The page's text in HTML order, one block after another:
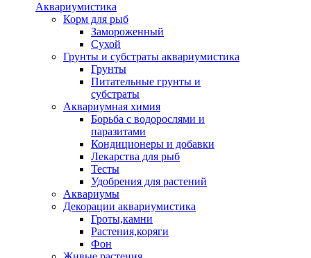
Аквариумистика
Корм для рыб
Замороженный
Сухой
Грунты и субстраты аквариумистика
Грунты
Питательные грунты и
субстраты
Аквариумная химия
Борьба с водорослями и
паразитами
Кондиционеры и добавки
Лекарства для рыб
Тесты
Удобрения для растений
Аквариумы
Декорации аквариумистика
Гроты,камни
Растения,коряги
Фон